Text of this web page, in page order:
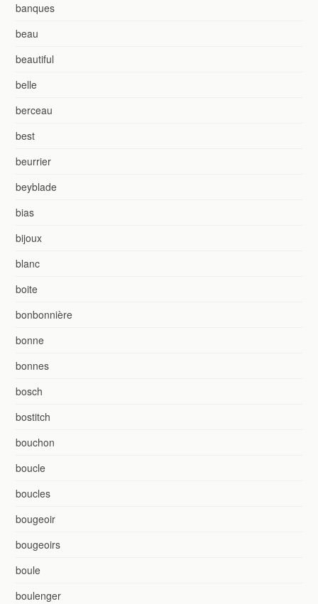
banques
beau
beautiful
belle
berceau
best
beurrier
beyblade
bias
bijoux
blanc
boite
bonbonnière
bonne
bonnes
bosch
bostitch
bouchon
boucle
boucles
bougeoir
bougeoirs
boule
boulenger